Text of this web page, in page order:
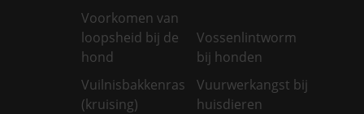
Voorkomen van
loopsheid bij de
hond
Vossenlintworm
bij honden
Vuilnisbakkenras
(kruising)
Vuurwerkangst bij
huisdieren